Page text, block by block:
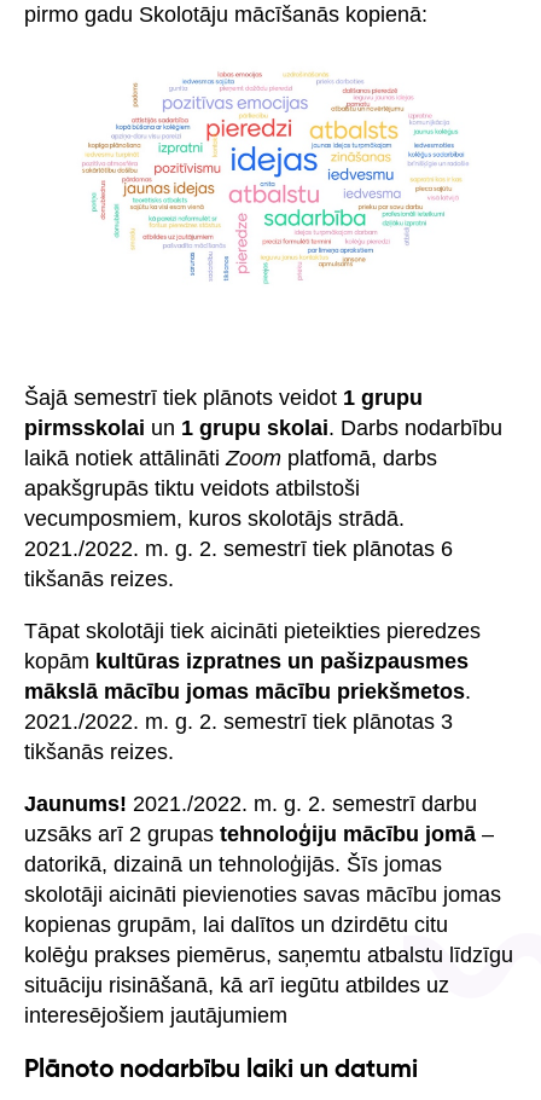
pirmo gadu Skolotāju mācīšanās kopienā:
Šajā semestrī tiek plānots veidot 1 grupu
pirmsskolai un 1 grupu skolai. Darbs nodarbību
laikā notiek attālināti Zoom platfomā, darbs
apakšgrupās tiktu veidots atbilstoši
vecumposmiem, kuros skolotājs strādā.
2021./2022. m. g. 2. semestrī tiek plānotas 6
tikšanās reizes.
Tāpat skolotāji tiek aicināti pieteikties pieredzes
kopām kultūras izpratnes un pašizpausmes
mākslā mācību jomas mācību priekšmetos.
2021./2022. m. g. 2. semestrī tiek plānotas 3
tikšanās reizes.
Jaunums! 2021./2022. m. g. 2. semestrī darbu
uzsāks arī 2 grupas tehnoloģiju mācību jomā –
datorikā, dizainā un tehnoloģijās. Šīs jomas
skolotāji aicināti pievienoties savas mācību jomas
kopienas grupām, lai dalītos un dzirdētu citu
kolēģu prakses piemērus, saņemtu atbalstu līdzīgu
situāciju risināšanā, kā arī iegūtu atbildes uz
interesējošiem jautājumiem
Plānoto nodarbību laiki un datumi